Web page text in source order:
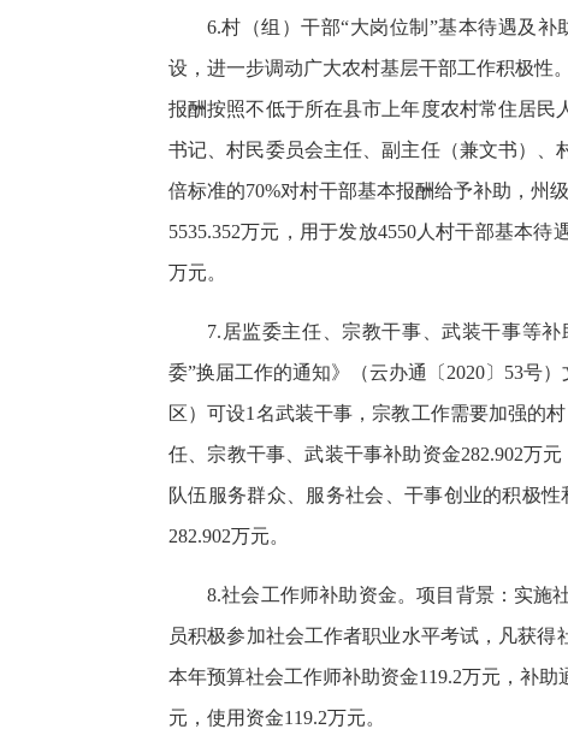
6.村（组）干部“大岗位制”基本待遇及 补
设，进一步调动广大农村基层干部工作积极性
报酬按照不低于所在县市上年度农村常住居
书记、村民委员会主任、副主任（兼文书）
倍标准的70%对村干部基本报酬给予补助， 州
5535.352万元，用于发放4550人村干部基本
万元。
7.居监委主任、宗教干事、武装干事等补
委”换届工作的通知》（云办通〔2020〕53号
区）可设1名武装干事，宗教工作需要加强的
任、宗教干事、武装干事补助资金282.902万
队伍服务群众、服务社会、干事创业的积极
282.902万元。
8.社会工作师补助资金。项目背景：实施
员积极参加社会工作者职业水平考试，凡获得
本年预算社会工作师补助资金119.2万元，补
元，使用资金119.2万元。